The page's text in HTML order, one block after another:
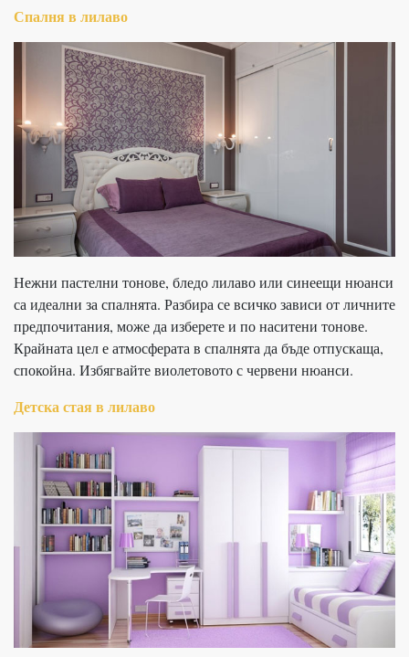
Спалня в лилаво
Нежни пастелни тонове, бледо лилаво или синеещи нюанси
са идеални за спалнята. Разбира се всичко зависи от личните
предпочитания, може да изберете и по наситени тонове.
Крайната цел е атмосферата в спалнята да бъде отпускаща,
спокойна. Избягвайте виолетовото с червени нюанси.
Детска стая в лилаво